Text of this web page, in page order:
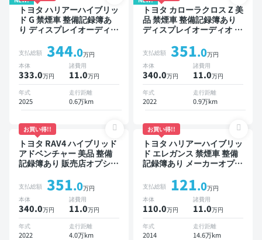
トヨタ ハリアーハイブリッ
ド G 禁煙車 整備記録簿あ
り ディスプレイオーディオ
ニター デジタルインナーミ
ラー オートクルーズ ワイ
ヤレスキー ETC 電動バッ
クドア バックモニター 全
方位カメラ ドライブレコー
ダー 衝突軽減
支払総額 344.0万円
本体
333.0万円
諸費用
11.0万円
年式
2025
走行距離
0.6万km
トヨタ カローラクロス Z 美
品 禁煙車 整備記録簿あり
ディスプレイオーディオ ※
スポットモニター オートク
ルーズ スマートキー ETC
電動バックドア バックモニ
ター 全方位カメラ ドライ
ブレコーダー 衝突軽減
支払総額 351.0万円
本体
340.0万円
諸費用
11.0万円
年式
2022
走行距離
0.9万km
お買い得!!
トヨタ RAV4 ハイブリッド
アドベンチャー 美品 整備
記録簿あり 販売店オプショ
ットモニター デジタルイン
ナーミラー オートクルーズ
スマートキー ETC バック
モニター ドライブレコーダ
ー 衝突軽減
支払総額 351.0万円
本体
340.0万円
諸費用
11.0万円
年式
2022
走行距離
4.0万km
お買い得!!
トヨタ ハリアーハイブリッ
ド エレガンス 禁煙車 整備
記録簿あり メーカーオプシ
ETC バックモニター ドラ
イブレコーダー
支払総額 121.0万円
本体
110.0万円
諸費用
11.0万円
年式
2014
走行距離
14.6万km